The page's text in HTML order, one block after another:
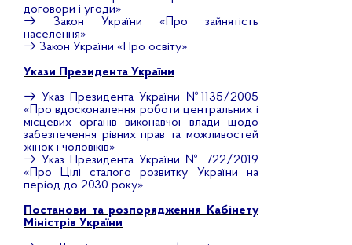
договори і угоди»
→ Закон України «Про зайнятість
населення»
→ Закон України «Про освіту»
Укази Президента України
→ Указ Президента України №1135/2005
«Про вдосконалення роботи центральних і
місцевих органів виконавчої влади щодо
забезпечення рівних прав та можливостей
жінок і чоловіків»
→ Указ Президента України № 722/2019
«Про Цілі сталого розвитку України на
період до 2030 року»
Постанови та розпорядження Кабінету
Міністрів України